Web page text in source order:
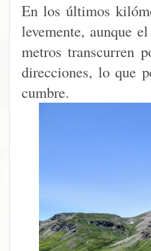
En los últimos
levemente, aunque
metros transcurren
direcciones, lo que
cumbre.